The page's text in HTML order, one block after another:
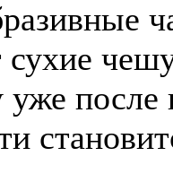
уже